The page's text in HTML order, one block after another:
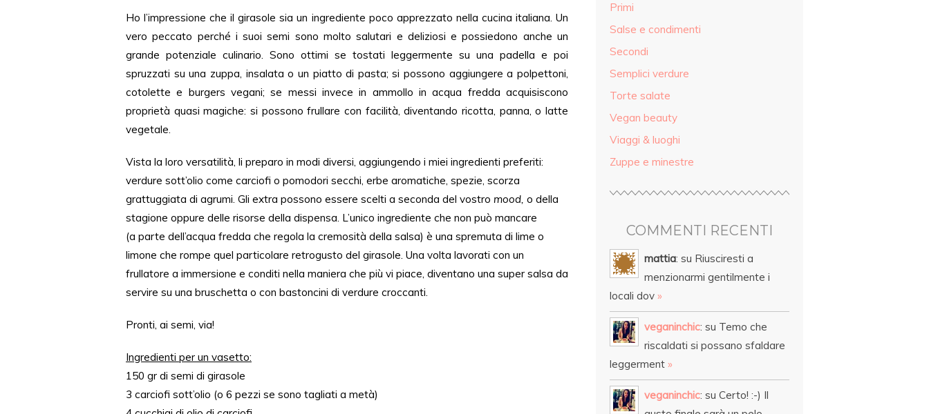
Ho l’impressione che il girasole sia un ingrediente poco apprezzato nella cucina italiana. Un
vero peccato perché i suoi semi sono molto salutari e deliziosi e possiedono anche un
grande potenziale culinario. Sono ottimi se tostati leggermente su una padella e poi
spruzzati su una zuppa, insalata o un piatto di pasta; si possono aggiungere a polpettoni,
cotolette e burgers vegani; se messi invece in ammollo in acqua fredda acquisiscono
proprietà quasi magiche: si possono frullare con facilità, diventando ricotta, panna, o latte
vegetale.
Vista la loro versatilità, li preparo in modi diversi, aggiungendo i miei ingredienti preferiti:
verdure sott’olio come carciofi o pomodori secchi, erbe aromatiche, spezie, scorza
grattuggiata di agrumi. Gli extra possono essere scelti a seconda del vostro mood, o della
stagione oppure delle risorse della dispensa. L’unico ingrediente che non può mancare
(a parte dell’acqua fredda che regola la cremosità della salsa) è una spremuta di lime o
limone che rompe quel particolare retrogusto del girasole. Una volta lavorati con un
frullatore a immersione e conditi nella maniera che più vi piace, diventano una super salsa da
servire su una bruschetta o con bastoncini di verdure croccanti.
Pronti, ai semi, via!
Ingredienti per un vasetto:
150 gr di semi di girasole
3 carciofi sott’olio (o 6 pezzi se sono tagliati a metà)
Primi
Salse e condimenti
Secondi
Semplici verdure
Torte salate
Vegan beauty
Viaggi & luoghi
Zuppe e minestre
COMMENTI RECENTI
mattia: su Riusciresti a
menzionarmi gentilmente i
locali dov »
veganinchic: su Temo che
riscaldati si possano sfaldare
leggerment »
veganinchic: su Certo! :-) Il